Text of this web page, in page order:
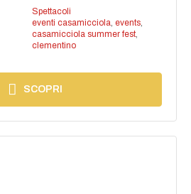
Spettacoli
eventi casamicciola, events,
casamicciola summer fest,
clementino
SCOPRI